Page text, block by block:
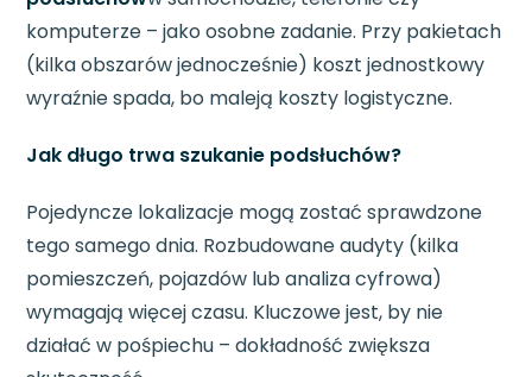
komputerze – jako osobne zadanie. Przy pakietach
(kilka obszarów jednocześnie) koszt jednostkowy
wyraźnie spada, bo maleją koszty logistyczne.
Jak długo trwa szukanie podsłuchów?
Pojedyncze lokalizacje mogą zostać sprawdzone
tego samego dnia. Rozbudowane audyty (kilka
pomieszczeń, pojazdów lub analiza cyfrowa)
wymagają więcej czasu. Kluczowe jest, by nie
działać w pośpiechu – dokładność zwiększa